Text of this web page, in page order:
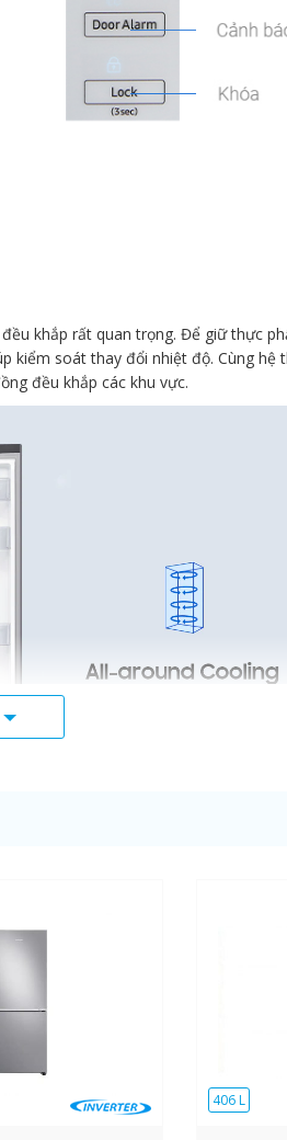
khắp rất quan trọng. Để giữ thực
kiểm soát thay đổi nhiệt độ. Cùng hệ
đều khắp các khu vực.
Digital Inverter
độ hoạt động của động cơ. Tùy theo
Thông tin Đức (Verband Deutscher
nén.
406 L